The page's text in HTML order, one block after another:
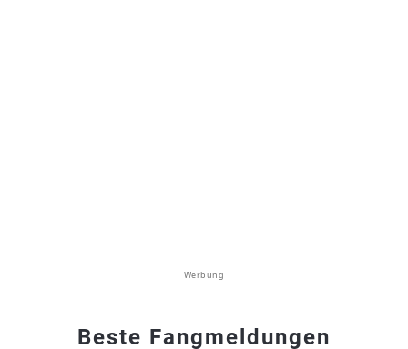
Werbung
Beste Fangmeldungen